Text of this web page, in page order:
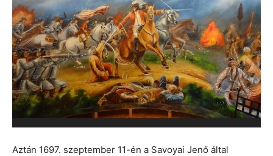
Aztán 1697. szeptember 11-én a Savoyai Jenő által